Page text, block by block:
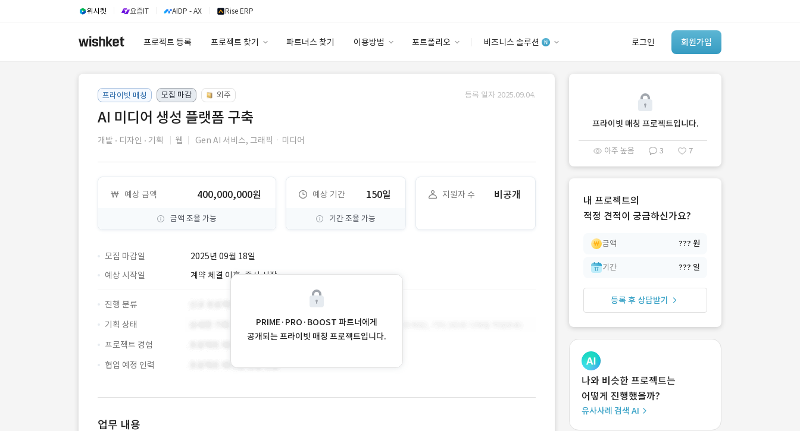
위시켓 요즘IT AIDP - AX Rise ERP
프로젝트 등록 프로젝트 찾기 파트너스 찾기 이용방법 포트폴리오 비즈니스 솔루션 로그인 회원가입
유사사례 검색 AI
안심 코드 케어
유사사례 검색 AI
‘이런 거’ 만들어본
개발 회사 있어?
바로가기
프라이빗 매칭 모집 마감 외주 등록 일자 2025.09.04.
AI 미디어 생성 플랫폼 구축
개발 디자인 기획 웹 Gen AI 서비스, 그래픽ㆍ미디어
예상 금액 400,000,000원
금액 조율 가능
예상 기간 150일
기간 조율 가능
지원자 수 비공개
모집 마감일 2025년 09월 18일
PRIME·PRO·BOOST 파트너에게
공개되는 프라이빗 매칭 프로젝트입니다.
예상 시작일 계약 체결 이후, 즉시 시작
진행 분류
기획 상태
프로젝트 경험
협업 예정 인력
업무 내용
프라이빗 매칭 프로젝트입니다.
아주 높음 3 7
내 프로젝트의
적정 견적이 궁금하신가요?
금액 ??? 원
기간 ??? 일
등록 후 상담받기
나와 비슷한 프로젝트는
어떻게 진행했을까?
유사사례 검색 AI